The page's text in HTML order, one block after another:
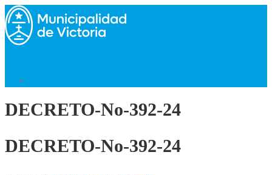
Saltar
al
contenido
DECRETO-No-392-24
DECRETO-No-392-24